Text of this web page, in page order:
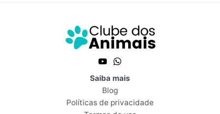
Saiba mais
Blog
Políticas de privacidade